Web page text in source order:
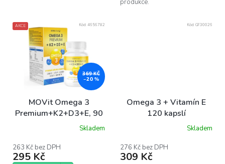
produkce.
AKCE
369 KČ
–20 %
MOVit Omega 3
Premium+K2+D3+E, 90
Skladem
263 Kč bez DPH
295 Kč
Kód: 4656782
Omega 3 + Vitamín E
120 kapslí
produktu
je
Skladem
276 Kč bez DPH
309 Kč
Kód: GF30026